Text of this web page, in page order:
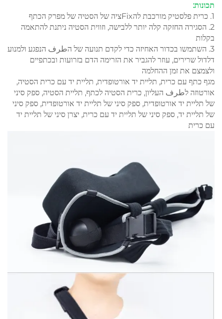
תכונות:
1. כרית פלסטיק מורכבת להFixציה של הסטיה של מפרק הכתף
2. הסגירה החזקה קלה יותר ללבישה, וזווית הסטיה ניתנת להתאמה
בקלות
3. השתמשו בכדור האחיזה כדי לקדם תנועה של הطرف הנפגע ולמנוע
דלדול שרירים, עוזר להגביר את הזרימה הדם בזרועות ובכתפיים
ולצמצם את זמן ההחלמה
מגף כתף עם כרית, תליית יד אורטופדית, תליית יד עם כרית הסטיה,
אורטוזה לطرف העליון, כרית הסטיה לכתף, תליית הסטיה, ספק סיני
של תליית יד אורטופדית, ספק סיני של תליית יד אורטופדית, ספק סיני
של תליית יד, ספק סיני של תליית יד עם כרית, יצרן סיני של תליית יד
עם כרית